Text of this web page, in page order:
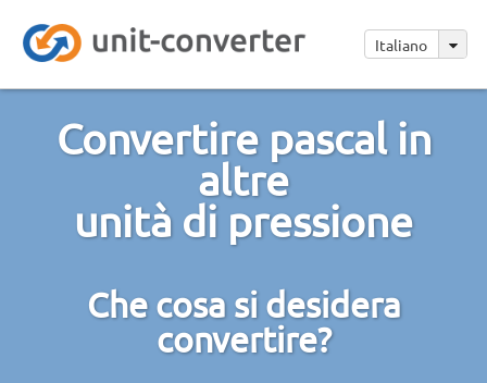
Italiano
Convertire pascal in
altre
unità di pressione
Che cosa si desidera
convertire?